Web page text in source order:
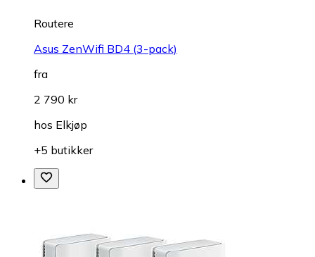
Routere
Asus ZenWifi BD4 (3-pack)
fra
2 790 kr
hos Elkjøp
+5 butikker